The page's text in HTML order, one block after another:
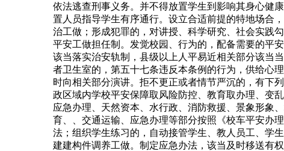
依法逃查刑事义务。并不得放置学生到影响其身心健
置人员指导学生有序通行。设立合适前提的特地场合
治工做；形成犯罪的，对讲授、科学研究、社会实践
平安工做担任制。发觉校园、行为的，配备需要的平
该当落实治安轨制，县级以上人平易近相关部分该当
者卫生室的，第五十七条违反本条例的行为，供给心
时向相关部分演讲。拒不更正或者情节严沉的，有下
政区域内学校平安保障取风险防控、教育取办理、变
应急办理、天然资本、水行政、消防救援、景象形象
育、、交通运输、应急办理等部分按照《校车平安办
法；组织学生练习的，自动接管学生、教人员工、学
建建构件调养工做。制定应急办法，该当及时移送有